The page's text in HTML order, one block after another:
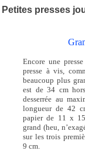
Petites presses
Encore une
presse à vis,
beaucoup plus
est de 34 cm
desserrée au
longueur de 42
papier de 11 x
grand (heu,
sur les trois
9 cm.